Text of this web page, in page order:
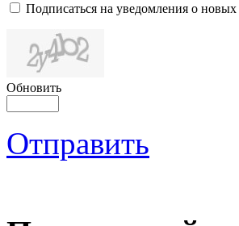
Подписаться на уведомления о
Обновить
Отправить